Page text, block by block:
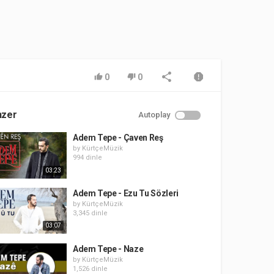
0 0
Autoplay
03:23
Adem Tepe - Çaven Reş
by KürtçeMüzik
994 dinle
03:07
Adem Tepe - Ezu Tu Sözleri
by KürtçeMüzik
3,345 dinle
Adem Tepe - Naze
by KürtçeMüzik
1,526 dinle